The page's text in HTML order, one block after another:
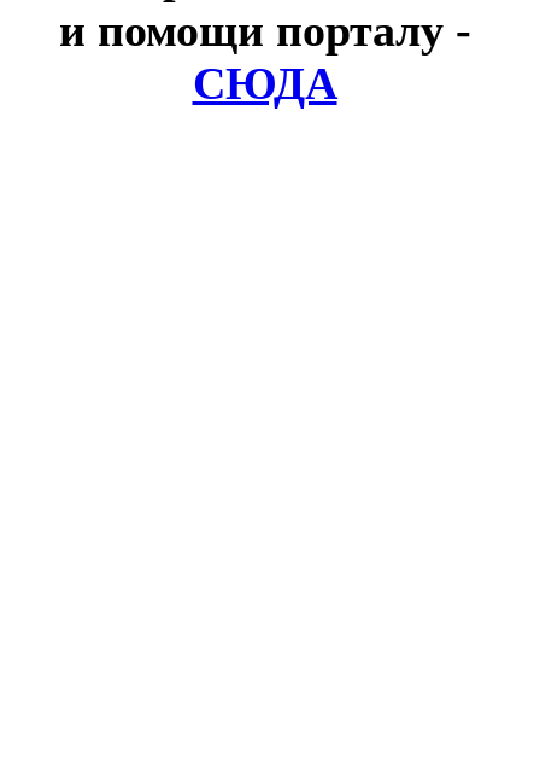
и помощи порталу -
СЮДА